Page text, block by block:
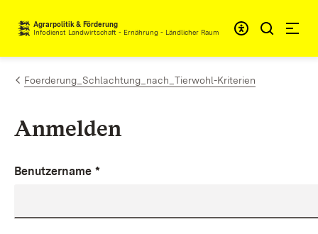
Zum Inhalt springen
Agrarpolitik & Förderung
Infodienst Landwirtschaft - Ernährung - Ländlicher Raum
Foerderung_Schlachtung_nach_Tierwohl-Kriterien
Anmelden
Benutzername *